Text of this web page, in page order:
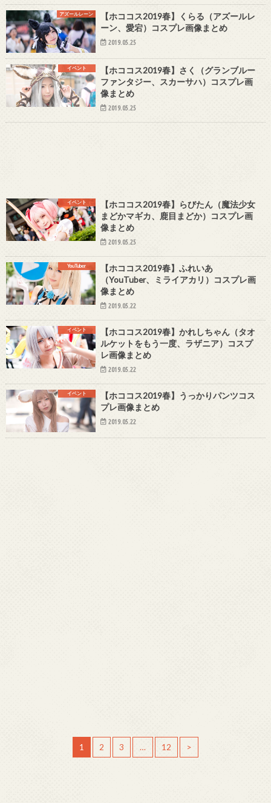
アズールレーン
【ホココス2019春】くらる（アズールレ
ーン、愛宕）コスプレ画像まとめ
2019.05.25
イベント
【ホココス2019春】さく（グランブルー
ファンタジー、スカーサハ）コスプレ画
像まとめ
2019.05.25
イベント
【ホココス2019春】らびたん（魔法少女
まどかマギカ、鹿目まどか）コスプレ画
像まとめ
2019.05.25
YouTuber
【ホココス2019春】ふれいあ
（YouTuber、ミライアカリ）コスプレ画
像まとめ
2019.05.22
イベント
【ホココス2019春】かれしちゃん（タオ
ルケットをもう一度、ラザニア）コスプ
レ画像まとめ
2019.05.22
イベント
【ホココス2019春】うっかりパンツコス
プレ画像まとめ
2019.05.22
1 2 3 … 12 >